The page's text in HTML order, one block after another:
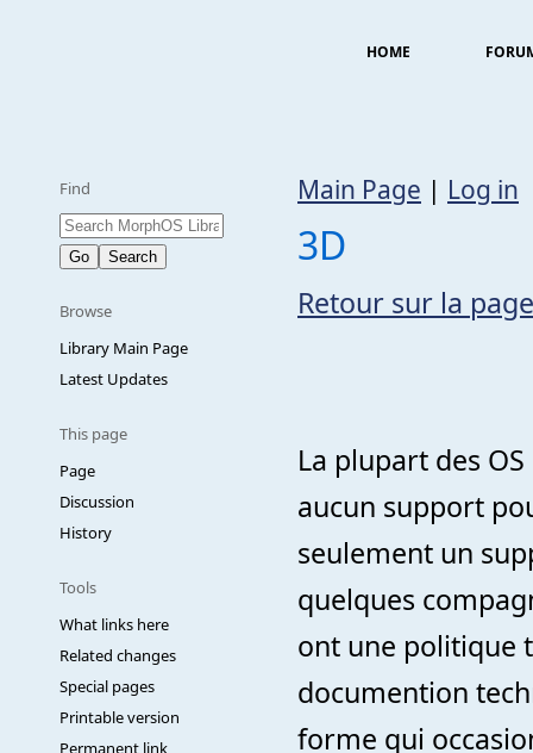
HOME
Find
Browse
Library Main Page
Latest Updates
This page
Page
Discussion
History
Tools
What links here
Related changes
Special pages
Printable version
Permanent link
Main Page | Log in
3D
Retour sur la
La plupart des
aucun support
seulement un
quelques
ont une politique
documention
forme qui